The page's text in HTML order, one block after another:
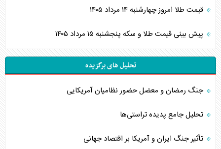
قیمت طلا امروز چهارشنبه ۱۴ مرداد ۱۴۰۵
پیش بینی قیمت طلا و سکه پنجشنبه ۱۵ مرداد ۱۴۰۵
تحلیل های برگزیده
جنگ رمضان و معضل حضور نظامیان آمریکایی
تحلیل جامع پدیده تراستی‌ها
تأثیر جنگ ایران و آمریکا بر اقتصاد جهانی